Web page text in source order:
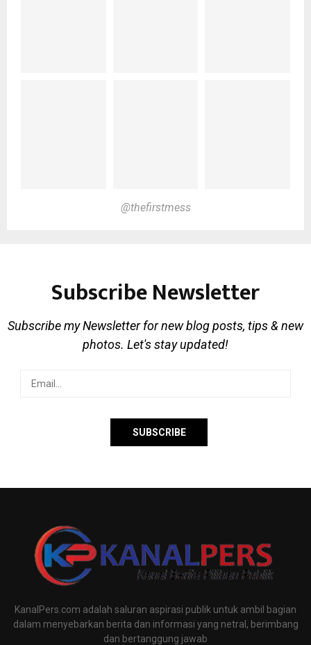
@thefirstmess
Subscribe Newsletter
Subscribe my Newsletter for new blog posts, tips & new
photos. Let's stay updated!
KanalPers.com adalah saluran aspirasi publik untuk ambil bagian
dalam menyebarkan berita dan informasi yang netral, berimbang
dan bertanggung jawab